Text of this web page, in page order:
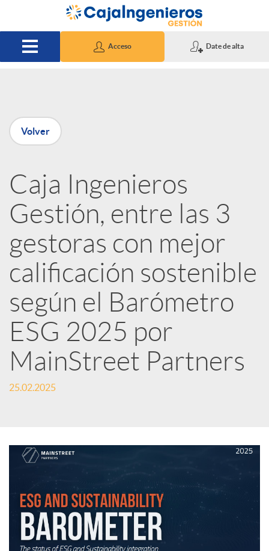
Saltar al contenido principal
Acceso Date de alta
P
u
b
l
i
c
a
d
d
e
Volver
Caja Ingenieros
Gestión, entre las 3
gestoras con mejor
calificación sostenible
según el Barómetro
ESG 2025 por
MainStreet Partners
25.02.2025